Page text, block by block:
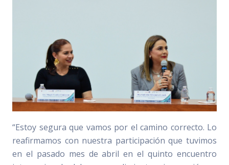
“Estoy segura que vamos por el camino correcto. Lo
reafirmamos con nuestra participación que tuvimos
en el pasado mes de abril en el quinto encuentro